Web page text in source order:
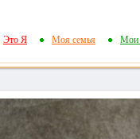
Это Я Моя семья Мои